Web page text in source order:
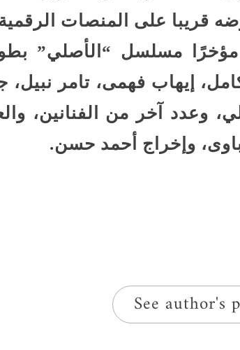
قريبا على المنصات
مسلسل “الأصلي”
إيهاب فهمى، تامر
وعدد آخر من الفنانين،
وإخراج أحمد حسن.
See author's